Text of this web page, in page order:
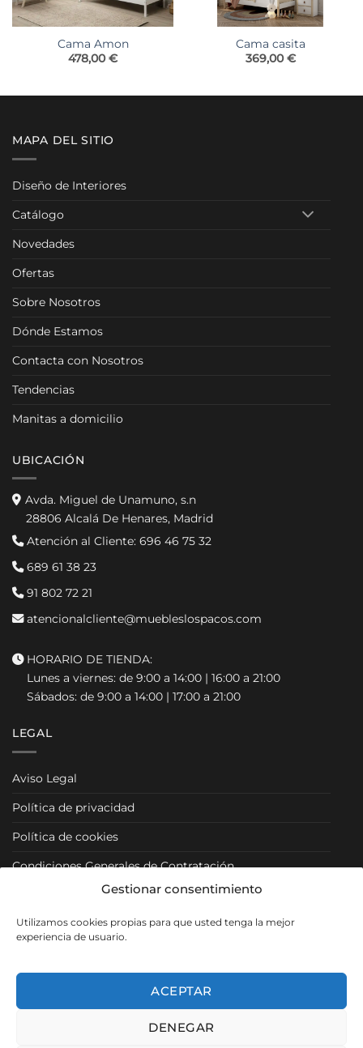
Gestionar consentimiento
Utilizamos cookies propias para que usted tenga la mejor
experiencia de usuario.
ACEPTAR
DENEGAR
Cama Amon
478,00€
Cama casita
369,00€
MAPA DEL SITIO
Diseño de Interiores
Catálogo
Novedades
Ofertas
Sobre Nosotros
Dónde Estamos
Contacta con Nosotros
Tendencias
Manitas a domicilio
UBICACIÓN
Avda. Miguel de Unamuno, s.n
28806 Alcalá De Henares, Madrid
Atención al Cliente: 696 46 75 32
689 61 38 23
91 802 72 21
atencionalcliente@muebleslospacos.com
HORARIO DE TIENDA:
Lunes a viernes: de 9:00 a 14:00 | 16:00 a 21:00
Sábados: de 9:00 a 14:00 | 17:00 a 21:00
LEGAL
Aviso Legal
Política de privacidad
Política de cookies
Condiciones Generales de Contratación
Condiciones Particulares
Política de Venta y Cancelación/Devolución